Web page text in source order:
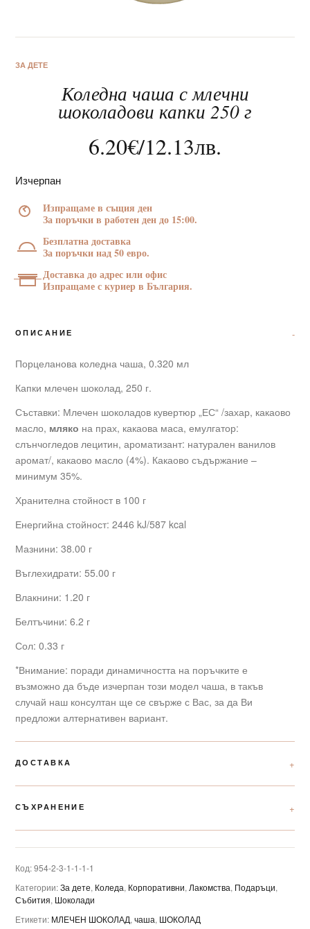
Корпоративни подаръци
ЗА ДЕТЕ
Коледна чаша с млечни
шоколадови капки 250 г
6.20€/12.13лв.
Изчерпан
Изпращаме в същия ден
За поръчки в работен ден до 15:00.
Безплатна доставка
За поръчки над 50 евро.
Доставка до адрес или офис
Изпращаме с куриер в България.
ОПИСАНИЕ
Порцеланова коледна чаша, 0.320 мл
Капки млечен шоколад, 250 г.
Съставки: Млечен шоколадов кувертюр „ЕС“ /захар, какаово
масло, мляко на прах, какаова маса, емулгатор:
слънчогледов лецитин, ароматизант: натурален ванилов
аромат/, какаово масло (4%). Какаово съдържание –
минимум 35%.
Хранителна стойност в 100 г
Енергийна стойност: 2446 kJ/587 kcal
Мазнини: 38.00 г
Въглехидрати: 55.00 г
Влакнини: 1.20 г
Белтъчини: 6.2 г
Сол: 0.33 г
*Внимание: поради динамичността на поръчките е
възможно да бъде изчерпан този модел чаша, в такъв
случай наш консултан ще се свърже с Вас, за да Ви
предложи алтернативен вариант.
ДОСТАВКА
СЪХРАНЕНИЕ
Код:954-2-3-1-1-1-1
Категории:За дете, Коледа, Корпоративни, Лакомства, Подаръци,
Събития, Шоколади
Етикети: МЛЕЧЕН ШОКОЛАД, чаша, ШОКОЛАД